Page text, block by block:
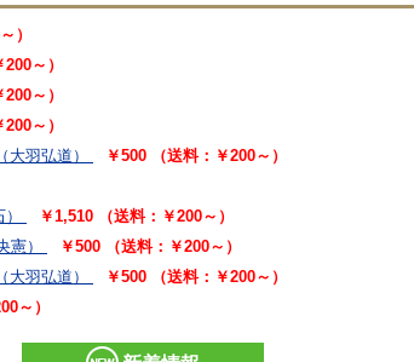
）
～）
～）
～）
（大羽弘道）
￥500 （送料：￥200～）
￥1,510 （送料：￥200～）
憲）
￥500 （送料：￥200～）
（大羽弘道）
￥500 （送料：￥200～）
～）